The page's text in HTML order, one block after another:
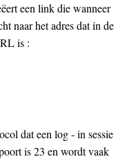
een link die wanneer
naar het adres dat in de
is :
dat een log - in sessie
is 23 en wordt vaak